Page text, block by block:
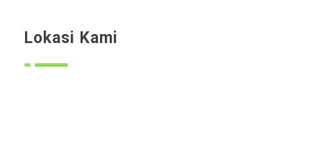
Lokasi Kami